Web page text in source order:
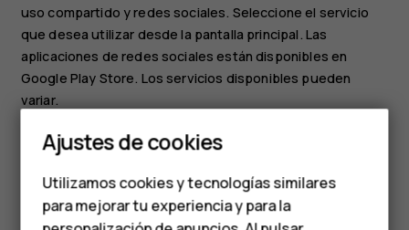
Smartphones
Teléfonos de gama
media
uso compartido y redes sociales. Seleccione el servicio
que desea utilizar desde la pantalla principal. Las
aplicaciones de redes sociales están disponibles en
Google Play Store. Los servicios disponibles pueden
variar.
Ajustes de cookies
Utilizamos cookies y tecnologías similares
para mejorar tu experiencia y para la